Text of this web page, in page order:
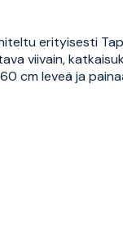
erityisesti
viivain,
cm leveä ja